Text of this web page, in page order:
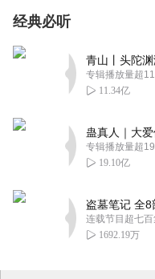
经典必听
专辑播放量超
11.34亿
专辑播放量超
19.10亿
连载节目超七
1692.19万